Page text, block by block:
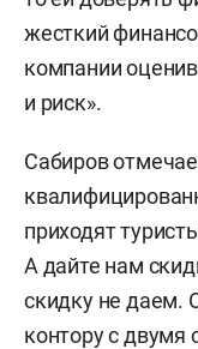
жесткий
компании
и риск».
Сабиров
приходят
А дайте нам
скидку не даем.
контору с двумя